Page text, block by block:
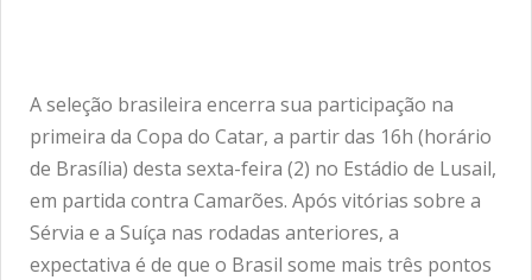
A seleção brasileira encerra sua participação na
primeira da Copa do Catar, a partir das 16h (horário
de Brasília) desta sexta-feira (2) no Estádio de Lusail,
em partida contra Camarões. Após vitórias sobre a
Sérvia e a Suíça nas rodadas anteriores, a
expectativa é de que o Brasil some mais três pontos